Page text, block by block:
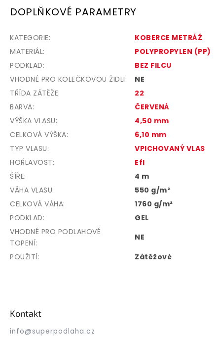
DOPLŇKOVÉ PARAMETRY
KATEGORIE:
KOBERCE METRÁŽ
MATERIÁL:
POLYPROPYLEN (PP)
PODKLAD:
BEZ FILCU
VHODNÉ PRO KOLEČKOVOU ŽIDLI:
NE
TŘÍDA ZÁTĚŽE:
22
BARVA:
ČERVENÁ
VÝŠKA VLASU:
4,50 mm
CELKOVÁ VÝŠKA:
6,10 mm
TYP VLASU:
VPICHOVANÝ VLAS
HOŘLAVOST:
Efl
ŠÍŘE:
4 m
VÁHA VLASU:
550 g/m²
CELKOVÁ VÁHA:
1760 g/m²
PODKLAD:
GEL
VHODNÉ PRO PODLAHOVÉ
TOPENÍ:
NE
POUŽITÍ: Zátěžové
Kontakt
info@superpodlaha.cz